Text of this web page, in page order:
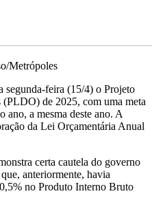
Metrópoles
segunda-feira (15/4) o Projeto
de 2025, com uma meta
a mesma deste ano. A
da Lei Orçamentária Anual
certa cautela do governo
anteriormente, havia
no Produto Interno Bruto